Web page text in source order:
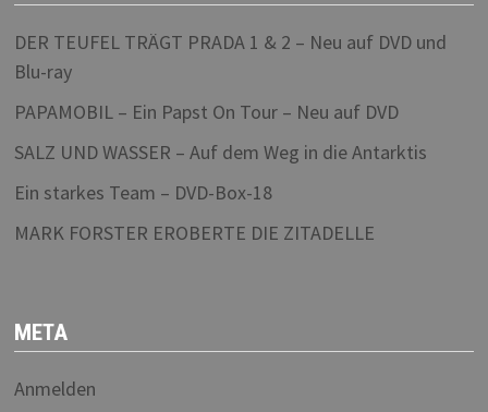
DER TEUFEL TRÄGT PRADA 1 & 2 – Neu auf DVD und
Blu-ray
PAPAMOBIL – Ein Papst On Tour – Neu auf DVD
SALZ UND WASSER – Auf dem Weg in die Antarktis
Ein starkes Team – DVD-Box-18
MARK FORSTER EROBERTE DIE ZITADELLE
META
Anmelden